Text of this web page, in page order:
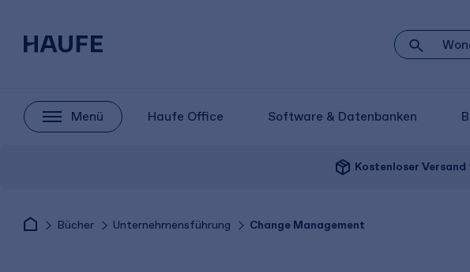
Menü Haufe Office Software & Datenbanken
package_2 Kostenloser
Bücher Unternehmensführung Change Management